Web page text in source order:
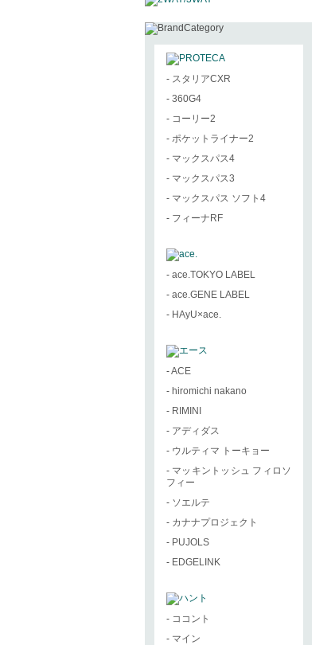
- スタリアCXR
- 360G4
- コーリー2
- ポケットライナー2
- マックスパス4
- マックスパス3
- マックスパス ソフト4
- フィーナRF
- ace.TOKYO LABEL
- ace.GENE LABEL
- HAyU×ace.
-ACE
- hiromichi nakano
- RIMINI
- アディダス
- ウルティマ トーキョー
- マッキントッシュ フィロソ
フィー
- ソエルテ
- カナナプロジェクト
- PUJOLS
- EDGELINK
- ココント
- マイン